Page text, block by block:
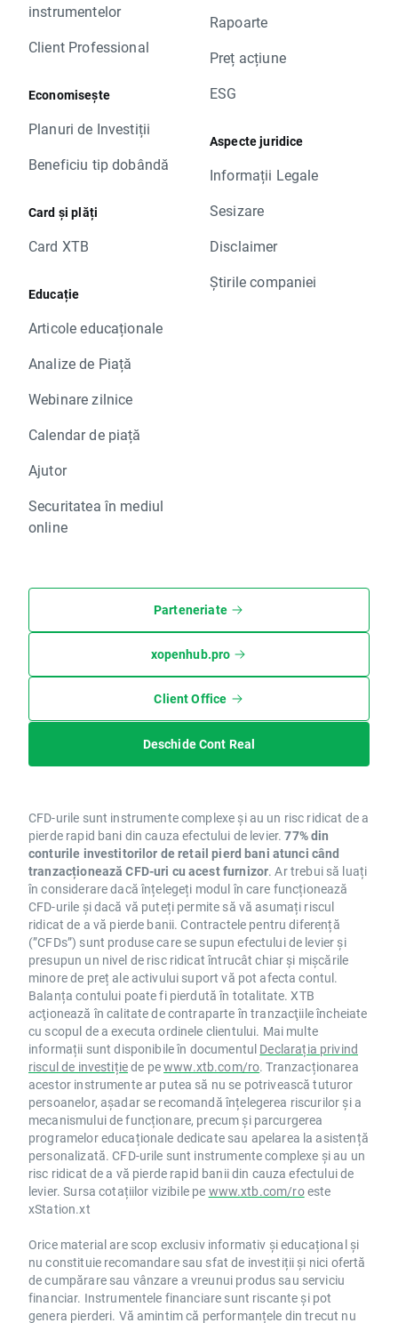
instrumentelor
Client Professional
Economisește
Planuri de Investiții
Beneficiu tip dobândă
Card și plăți
Card XTB
Educație
Articole educaționale
Analize de Piață
Webinare zilnice
Calendar de piață
Ajutor
Securitatea în mediul
online
Rapoarte
Preț acțiune
ESG
Aspecte juridice
Informații Legale
Sesizare
Disclaimer
Știrile companiei
Parteneriate
xopenhub.pro
Client Office
Deschide Cont Real
CFD-urile sunt instrumente complexe și au un risc ridicat de a
pierde rapid bani din cauza efectului de levier.77% din
conturile investitorilor de retail pierd bani atunci când
tranzacționează CFD-uri cu acest furnizor. Ar trebui să luați
în considerare dacă înțelegeți modul în care funcționează
CFD-urile și dacă vă puteți permite să vă asumați riscul
ridicat de a vă pierde banii. Contractele pentru diferență
(”CFDs”) sunt produse care se supun efectului de levier și
presupun un nivel de risc ridicat întrucât chiar și mișcările
minore de preț ale activului suport vă pot afecta contul.
Balanța contului poate fi pierdută în totalitate. XTB
acţionează în calitate de contraparte în tranzacţiile încheiate
cu scopul de a executa ordinele clientului. Mai multe
informații sunt disponibile în documentul Declarația privind
riscul de investițiede pewww.xtb.com/ro. Tranzacționarea
acestor instrumente ar putea să nu se potrivească tuturor
persoanelor, așadar se recomandă înțelegerea riscurilor și a
mecanismului de funcționare, precum și parcurgerea
programelor educaționale dedicate sau apelarea la asistență
personalizată. CFD-urile sunt instrumente complexe și au un
risc ridicat de a vă pierde rapid banii din cauza efectului de
levier. Sursa cotațiilor vizibile pe www.xtb.com/roeste
xStation.xt
Orice material are scop exclusiv informativ și educațional și
nu constituie recomandare sau sfat de investiții și nici ofertă
de cumpărare sau vânzare a vreunui produs sau serviciu
financiar. Instrumentele financiare sunt riscante și pot
genera pierderi. Vă amintim că performanțele din trecut nu